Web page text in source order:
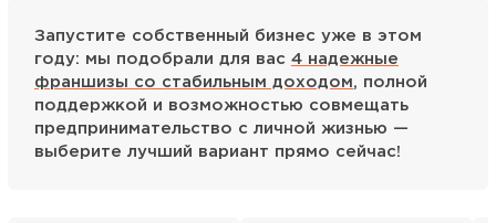
Запустите собственный бизнес уже в этом
году: мы подобрали для вас 4 надежные
франшизы со стабильным доходом, полной
поддержкой и возможностью совмещать
предпринимательство с личной жизнью —
выберите лучший вариант прямо сейчас!